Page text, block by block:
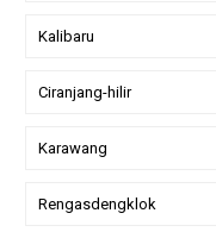
Kalibaru
Ciranjang-hilir
Karawang
Rengasdengklok